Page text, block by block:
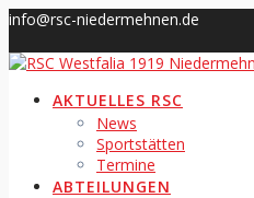
Skip
content
info@rsc-niedermehnen.de
AKTUELLES RSC
News
Sportstätten
Termine
ABTEILUNGEN